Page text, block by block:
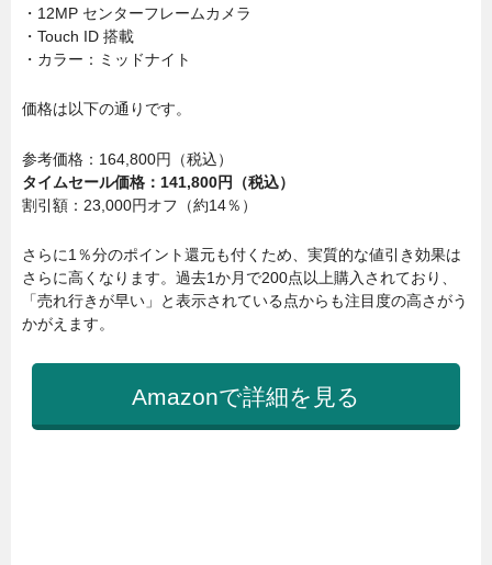
・12MP センターフレームカメラ
・Touch ID 搭載
・カラー：ミッドナイト
価格は以下の通りです。
参考価格：164,800円（税込）
タイムセール価格：141,800円（税込）
割引額：23,000円オフ（約14％）
さらに1％分のポイント還元も付くため、実質的な値引き効果は
さらに高くなります。過去1か月で200点以上購入されており、
「売れ行きが早い」と表示されている点からも注目度の高さがう
かがえます。
Amazonで詳細を見る